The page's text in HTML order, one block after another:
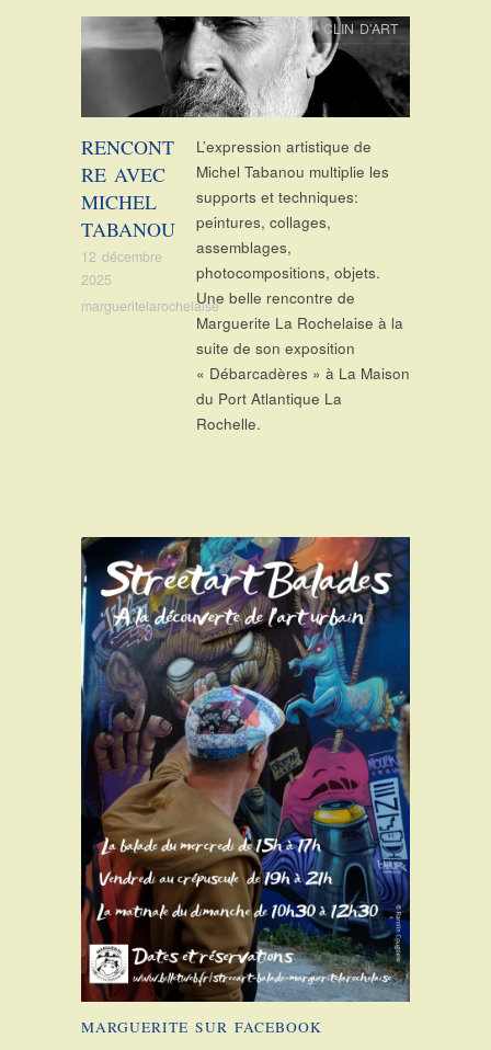
RENCONT
RE AVEC
MICHEL
TABANOU
12 décembre
2025
margueritelarochelaise
CLIN D'ART
L’expression artistique de
Michel Tabanou multiplie les
supports et techniques:
peintures, collages,
assemblages,
photocompositions, objets.
Une belle rencontre de
Marguerite La Rochelaise à la
suite de son exposition
« Débarcadères » à La Maison
du Port Atlantique La
Rochelle.
MARGUERITE SUR FACEBOOK